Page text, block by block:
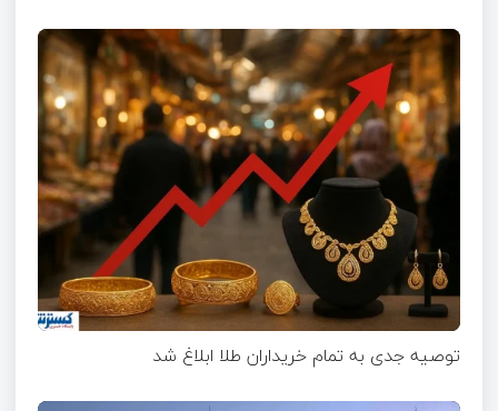
توصیه جدی به تمام خریداران طلا ابلاغ شد